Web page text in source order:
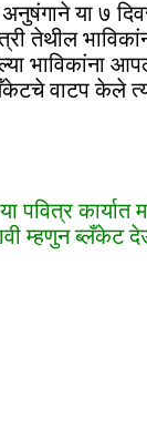
या ७
तेथील
वाटप केले
कार्यात
म्हणुन ब्लँकेट